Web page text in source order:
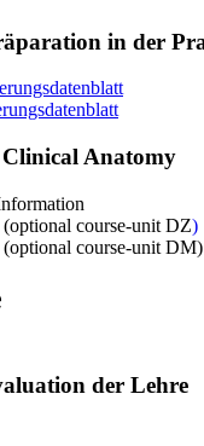
in der
Anatomy
(optional course-unit DZ)
(optional course-unit DM)
der Lehre